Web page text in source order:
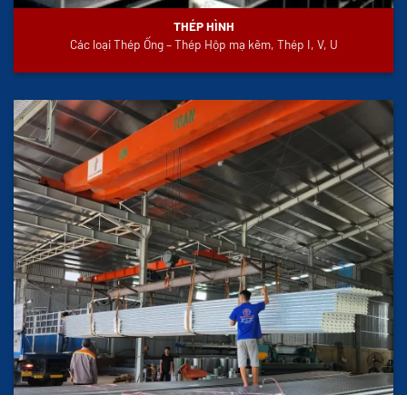
THÉP HÌNH
Các loại Thép Ống – Thép Hộp mạ kẽm, Thép I, V, U